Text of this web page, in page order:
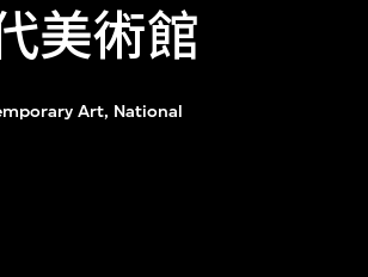
美術館
Art, National